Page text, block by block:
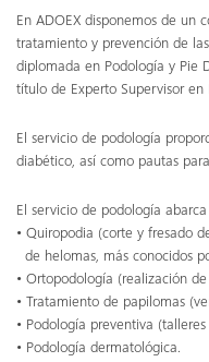
En ADOEX disponemos de un
tratamiento y prevención de
diplomada en Podología y Pie
título de Experto Supervisor
El servicio de podología
diabético, así como pautas
El servicio de podología
• Quiropodia (corte y fresado
de helomas, más conocidos
• Ortopodología (realización
• Tratamiento de papilomas
• Podología preventiva
• Podología dermatológica.